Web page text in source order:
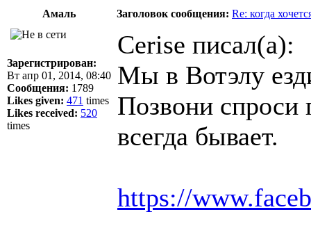
Амаль
Заголовок сообщения: Re: когда
Зарегистрирован:
Вт апр 01, 2014, 08:40
Сообщения: 1789
Likes given: 471 times
Likes received: 520
times
Cerise писал(а):
Мы в Вотэлу
Позвони спроси
всегда бывает.
https://